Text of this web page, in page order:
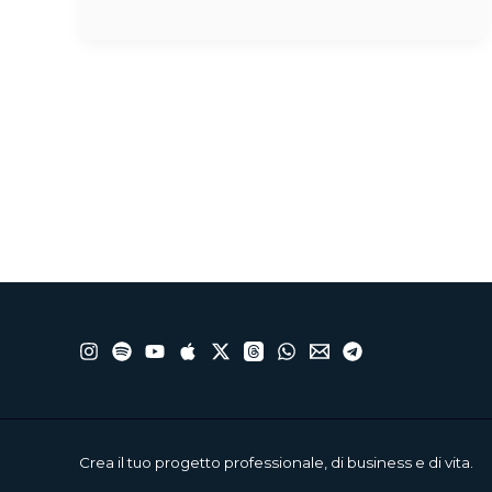
Crea il tuo progetto professionale, di business e di vita.